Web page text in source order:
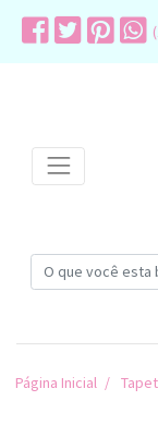
Página Inicial